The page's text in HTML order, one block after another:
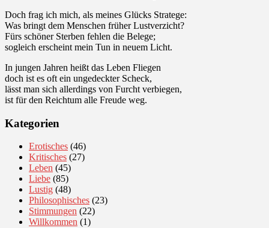
Doch frag ich mich, als meines Glücks Stratege:
Was bringt dem Menschen früher Lustverzicht?
Fürs schöner Sterben fehlen die Belege;
sogleich erscheint mein Tun in neuem Licht.
In jungen Jahren heißt das Leben Fliegen
doch ist es oft ein ungedeckter Scheck,
lässt man sich allerdings von Furcht verbiegen,
ist für den Reichtum alle Freude weg.
Kategorien
Erotisches (46)
Kritisches (27)
Leben (45)
Liebe (85)
Lustig (48)
Philosophisches (23)
Stimmungen (22)
Willkommen (1)